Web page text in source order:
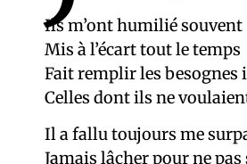
Ils m’ont humilié souvent
Mis à l’écart tout le temps
Fait remplir les besognes
Celles dont ils ne
Il a fallu toujours me
Jamais lâcher pour ne